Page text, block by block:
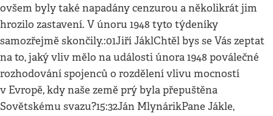
ovšem byly také napadány cenzurou a několikrát jim
hrozilo zastavení. V únoru 1948 tyto týdeníky
samozřejmě skončily.:01Jiří JáklChtěl bys se Vás zeptat
na to, jaký vliv mělo na události února 1948 poválečné
rozhodování spojenců o rozdělení vlivu mocností
v Evropě, kdy naše země prý byla přepuštěna
Sovětskému svazu?15:32Ján MlynárikPane Jákle,